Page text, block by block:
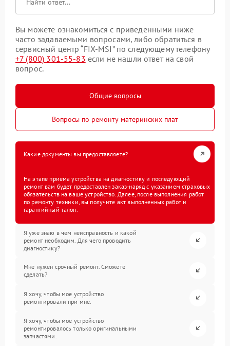
Вы можете ознакомиться с приведенными ниже
часто задаваемыми вопросами, либо обратиться в
сервисный центр “FIX-MSI” по следующему телефону
+7 (800) 301-55-83 если не нашли ответ на свой
вопрос.
Общие вопросы
Вопросы по ремонту материнских плат
Какие документы вы предоставляете?
На этапе приема устройства на диагностику и последующий
ремонт вам будет предоставлен заказ-наряд с указанием страховых
обязательств на ваше устройство. Далее, после выполнения работ
по ремонту техники, вы получите акт выполненных работ и
гарантийный талон.
Я уже знаю в чем неисправность и какой
ремонт необходим. Для чего проводить
диагностику?
Мне нужен срочный ремонт. Сможете
сделать?
Я хочу, чтобы мое устройство
ремонтировали при мне.
Я хочу, чтобы мое устройство
ремонтировалось только оригинальными
запчастями.